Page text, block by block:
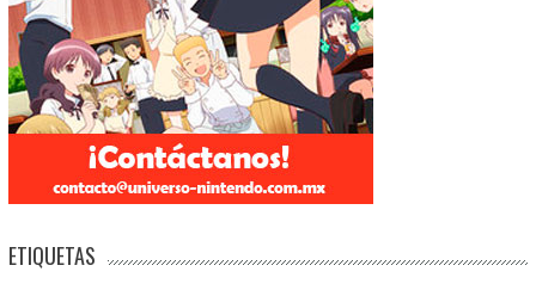
ETIQUETAS